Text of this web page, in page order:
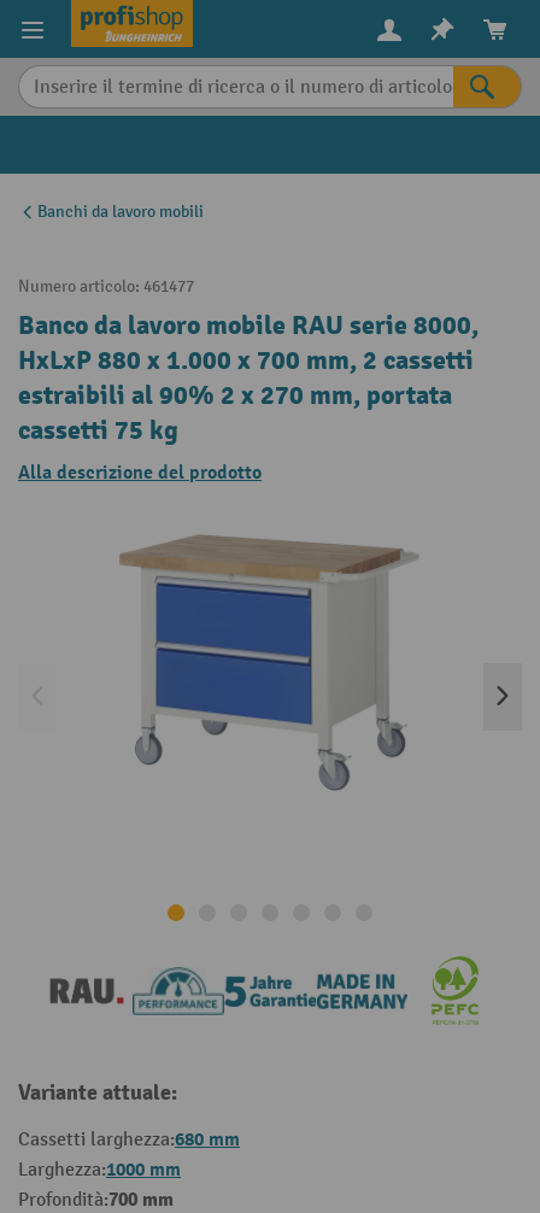
content
Banchi da lavoro mobili
Numero articolo: 461477
Banco da lavoro mobile RAU serie 8000,
HxLxP 880 x 1.000 x 700 mm, 2 cassetti
estraibili al 90% 2 x 270 mm, portata
cassetti 75 kg
Alla descrizione del prodotto
Variante attuale:
Cassetti larghezza:680 mm
Larghezza:1000 mm
Profondità:700 mm